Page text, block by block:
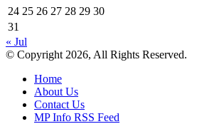
24 25 26 27 28 29 30
31
« Jul
© Copyright 2026, All Rights Reserved.
Home
About Us
Contact Us
MP Info RSS Feed